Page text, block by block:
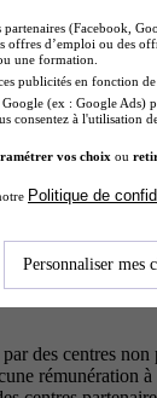
offres de
Certaines de ces
qui
générée.
accessible à
d’écoles
pertinence par
les plus
les résultats
qui met en
d’avis
des centres non
rémunération
partenaires (Facebook,
offres d’emploi ou des
une formation.
publicités en fonction
(ex : Google Ads)
consentez à l'utilisation
vos choix ou
Politique de
Personnaliser mes